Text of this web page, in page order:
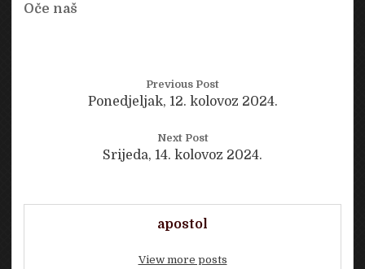
Oče naš
Previous Post
Ponedjeljak, 12. kolovoz 2024.
Next Post
Srijeda, 14. kolovoz 2024.
apostol
View more posts